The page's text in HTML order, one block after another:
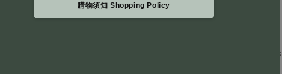
購物須知 Shopping Policy
方式。
過官網右下角 Live Chat 留言與我們聯繫。
or SMS to request changes to your payment method.
selection or need assistance, please leave us a
website.